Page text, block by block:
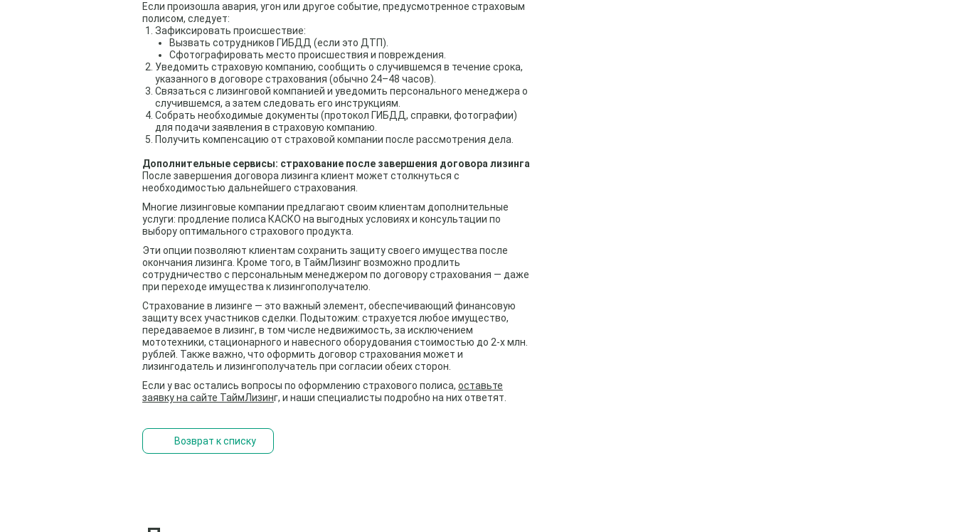
Если произошла авария, угон или другое событие, предусмотренное страховым
полисом, следует:
Зафиксировать происшествие:
Вызвать сотрудников ГИБДД (если это ДТП).
Сфотографировать место происшествия и повреждения.
Уведомить страховую компанию, сообщить о случившемся в течение срока,
указанного в договоре страхования (обычно 24–48 часов).
Связаться с лизинговой компанией и уведомить персонального менеджера о
случившемся, а затем следовать его инструкциям.
Собрать необходимые документы (протокол ГИБДД, справки, фотографии)
для подачи заявления в страховую компанию.
Получить компенсацию от страховой компании после рассмотрения дела.
Дополнительные сервисы: страхование после завершения договора лизинга
После завершения договора лизинга клиент может столкнуться с
необходимостью дальнейшего страхования.
Многие лизинговые компании предлагают своим клиентам дополнительные
услуги: продление полиса КАСКО на выгодных условиях и консультации по
выбору оптимального страхового продукта.
Эти опции позволяют клиентам сохранить защиту своего имущества после
окончания лизинга. Кроме того, в ТаймЛизинг возможно продлить
сотрудничество с персональным менеджером по договору страхования — даже
при переходе имущества к лизингополучателю.
Страхование в лизинге — это важный элемент, обеспечивающий финансовую
защиту всех участников сделки. Подытожим: страхуется любое имущество,
передаваемое в лизинг, в том числе недвижимость, за исключением
мототехники, стационарного и навесного оборудования стоимостью до 2-х млн.
рублей. Также важно, что оформить договор страхования может и
лизингодатель и лизингополучатель при согласии обеих сторон.
Если у вас остались вопросы по оформлению страхового полиса, оставьте
заявку на сайте ТаймЛизинг, и наши специалисты подробно на них ответят.
Возврат к списку